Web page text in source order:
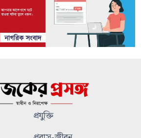
প্রযুক্তি